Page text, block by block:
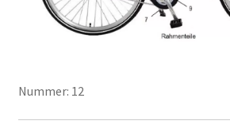
Nummer: 12